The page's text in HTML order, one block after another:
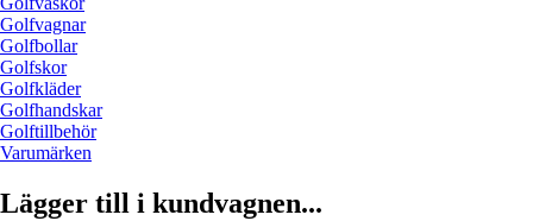
Golfvagnar
Golfbollar
Golfskor
Golfkläder
Golfhandskar
Golftillbehör
Varumärken
Lägger till i kundvagnen...